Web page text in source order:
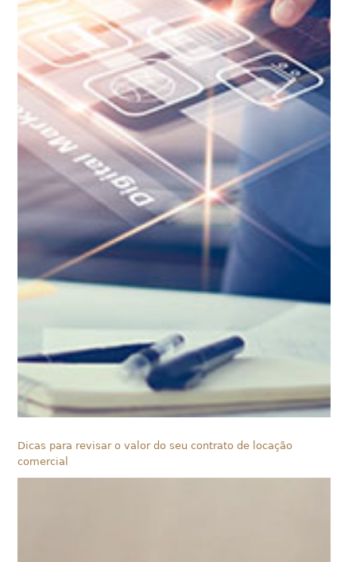
Dicas para revisar o valor do seu contrato de locação
comercial